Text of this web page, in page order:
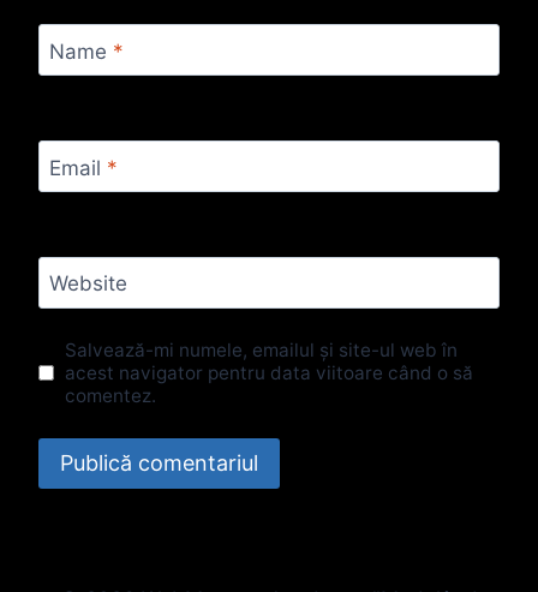
Name *
Email *
Website
Salvează-mi numele, emailul și site-ul web în
acest navigator pentru data viitoare când o să
comentez.